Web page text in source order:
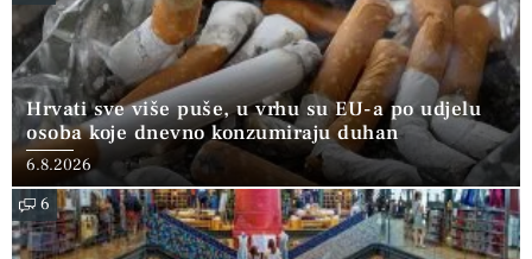
Hrvati sve više puše, u vrhu su EU-a po udjelu
osoba koje dnevno konzumiraju duhan
6.8.2026
6